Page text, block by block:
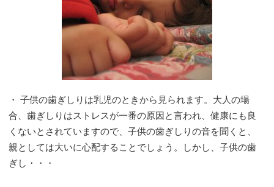
・ 子供の歯ぎしりは乳児のときから見られます。大人の場
合、歯ぎしりはストレスが一番の原因と言われ、健康にも良
くないとされていますので、子供の歯ぎしりの音を聞くと、
親としては大いに心配することでしょう。しかし、子供の歯
ぎし・・・